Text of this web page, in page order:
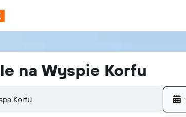
na Wyspie Korfu